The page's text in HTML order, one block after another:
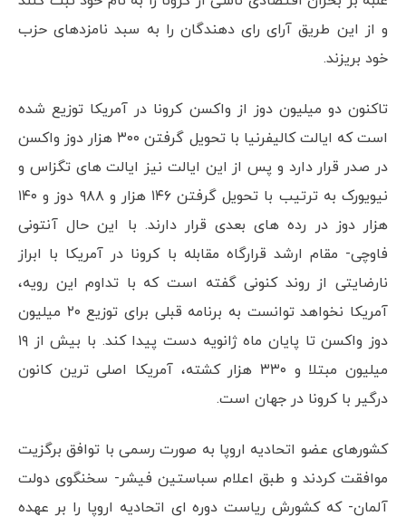
و از این طریق آرای رای دهندگان را به سبد نامزدهای حزب
خود بریزند.
تاکنون دو میلیون دوز از واکسن کرونا در آمریکا توزیع شده
است که ایالت کالیفرنیا با تحویل گرفتن ۳۰۰ هزار دوز واکسن
در صدر قرار دارد و پس از این ایالت نیز ایالت های تگزاس و
نیویورک به ترتیب با تحویل گرفتن ۱۴۶ هزار و ۹۸۸ دوز و ۱۴۰
هزار دوز در رده های بعدی قرار دارند. با این حال آنتونی
فاوچی- مقام ارشد قرارگاه مقابله با کرونا در آمریکا با ابراز
نارضایتی از روند کنونی گفته است که با تداوم این رویه،
آمریکا نخواهد توانست به برنامه قبلی برای توزیع ۲۰ میلیون
دوز واکسن تا پایان ماه ژانویه دست پیدا کند. با بیش از ۱۹
میلیون مبتلا و ۳۳۰ هزار کشته، آمریکا اصلی ترین کانون
درگیر با کرونا در جهان است.
کشورهای عضو اتحادیه اروپا به صورت رسمی با توافق برگزیت
موافقت کردند و طبق اعلام سباستین فیشر- سخنگوی دولت
آلمان- که کشورش ریاست دوره ای اتحادیه اروپا را بر عهده